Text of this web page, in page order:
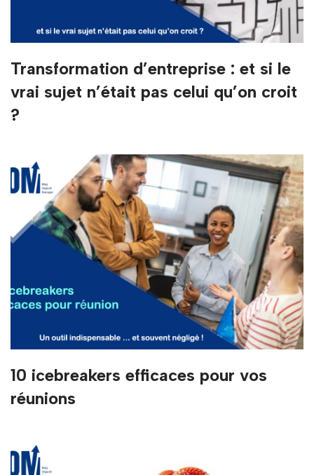
Transformation d’entreprise : et si le
vrai sujet n’était pas celui qu’on croit
?
10 icebreakers efficaces pour vos
réunions